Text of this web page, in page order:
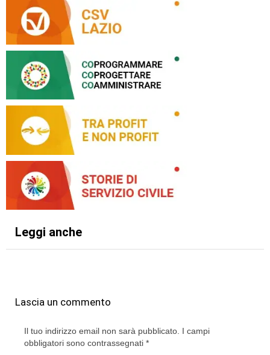
Leggi anche
Lascia un commento
Il tuo indirizzo email non sarà pubblicato. I campi
obbligatori sono contrassegnati *